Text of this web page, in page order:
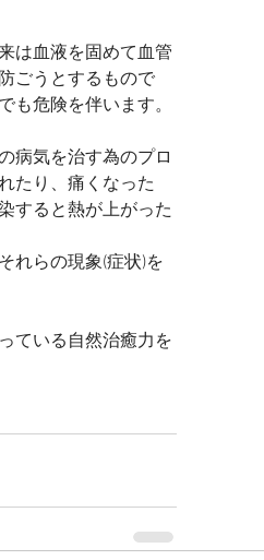
は血液を固めて血管
ごうとするもので
危険を伴います。
病気を治す為のプロ
たり、痛くなった
すると熱が上がった
れらの現象(症状)を
ている自然治癒力を